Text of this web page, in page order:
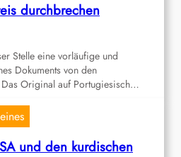
durchbrechen
Stelle eine vorläufige und
Dokuments von den
Original auf Portugiesisch…
und den kurdischen